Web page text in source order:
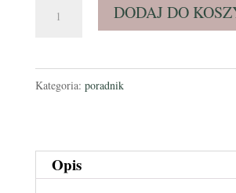
Suplementy
jak
w
mętnej
DODAJ DO
Kategoria: poradnik
Opis